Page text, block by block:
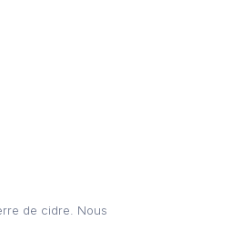
de cidre. Nous